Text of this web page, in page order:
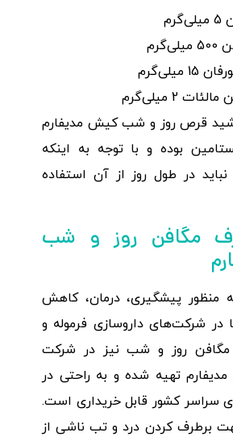
میلی‌گرم
2 میلی‌گرم
قرص روز و شب کیش مدیفارم
بوده و با توجه به اینکه
در طول روز از آن استفاده
مگافن روز و شب
منظور پیشگیری، درمان، کاهش
در شرکت‌های داروسازی فرموله و
مگافن روز و شب نیز در شرکت
تهیه شده و به راحتی در
سراسر کشور قابل خریداری است.
برطرف کردن درد و تب ناشی از